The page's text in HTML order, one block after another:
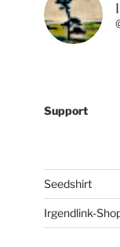
Support
Seedshirt
Irgendlink-